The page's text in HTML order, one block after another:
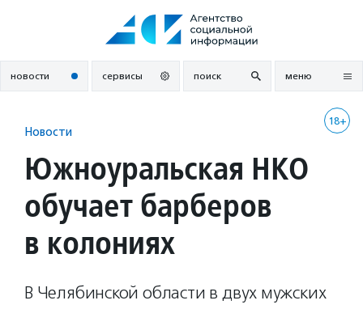
новости сервисы поиск меню
18+
Новости
Южноуральская НКО
обучает барберов
в колониях
В Челябинской области в двух мужских